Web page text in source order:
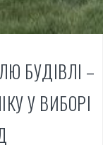
БУДІВЛІ –
У ВИБОРІ